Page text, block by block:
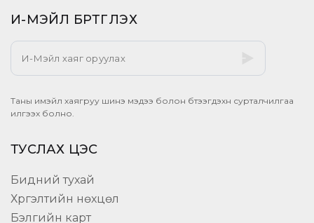
И-МЭЙЛ БҮРТГҮҮЛЭХ​
Таны имэйл хаягруу шинэ мэдээ болон бүтээгдэхүүн сурталчилгаа
илгээх болно.
ТУСЛАХ ЦЭС
Бидний тухай
Хүргэлтийн нөхцөл
Бэлгийн карт